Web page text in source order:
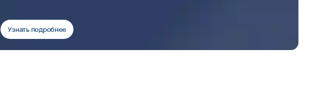
Узнать подробнее